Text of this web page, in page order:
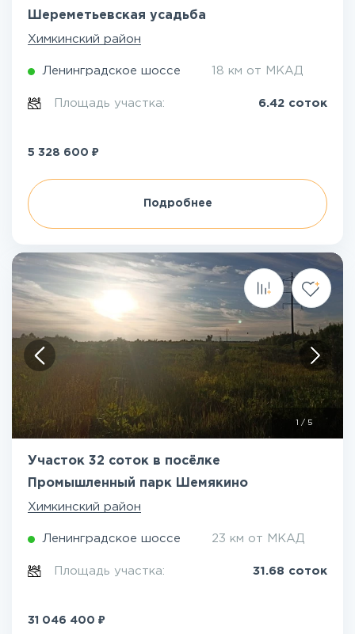
Шереметьевская усадьба
Химкинский район
Ленинградское шоссе 18 км от МКАД
Площадь участка: 6.42 соток
5 328 600 ₽
Подробнее
/ 5
Участок 32 соток в посёлке
Промышленный парк Шемякино
Химкинский район
Ленинградское шоссе 23 км от МКАД
Площадь участка: 31.68 соток
31 046 400 ₽